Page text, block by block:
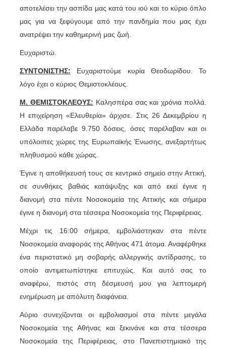
αποτελέσει την ασπίδα μας κατά του ιού και το κύριο όπλο
μας για να ξεφύγουμε από την πανδημία που μας έχει
ανατρέψει την καθημερινή μας ζωή.
Ευχαριστώ.
ΣΥΝΤΟΝΙΣΤΗΣ: Ευχαριστούμε κυρία Θεοδωρίδου. Το
λόγο έχει ο κύριος Θεμιστοκλέους.
Μ. ΘΕΜΙΣΤΟΚΛΕΟΥΣ: Καλησπέρα σας και χρόνια πολλά.
Η επιχείρηση «Ελευθερία» άρχισε. Στις 26 Δεκεμβρίου η
Ελλάδα παρέλαβε 9.750 δόσεις, όσες παρέλαβαν και οι
υπόλοιπες χώρες της Ευρωπαϊκής Ένωσης, ανεξαρτήτως
πληθυσμού κάθε χώρας.
Έγινε η αποθήκευσή τους σε κεντρικό σημείο στην Αττική,
σε συνθήκες βαθιάς κατάψυξης και από εκεί έγινε η
διανομή στα πέντε Νοσοκομεία της Αττικής και σήμερα
έγινε η διανομή στα τέσσερα Νοσοκομεία της Περιφέρειας.
Μέχρι τις 16:00 σήμερα, εμβολιάστηκαν στα πέντε
Νοσοκομεία αναφοράς της Αθήνας 471 άτομα. Αναφέρθηκε
ένα περιστατικό μη σοβαρής αλλεργικής αντίδρασης, το
οποίο αντιμετωπίστηκε επιτυχώς. Και αυτό σας το
αναφέρω, πιστός στη δέσμευσή μου για λεπτομερή
ενημέρωση με απόλυτη διαφάνεια.
Αύριο συνεχίζονται οι εμβολιασμοί στα πέντε μεγάλα
Νοσοκομεία της Αθήνας και ξεκινάνε και στα τέσσερα
Νοσοκομεία της Περιφέρειας, στο Πανεπιστημιακό της